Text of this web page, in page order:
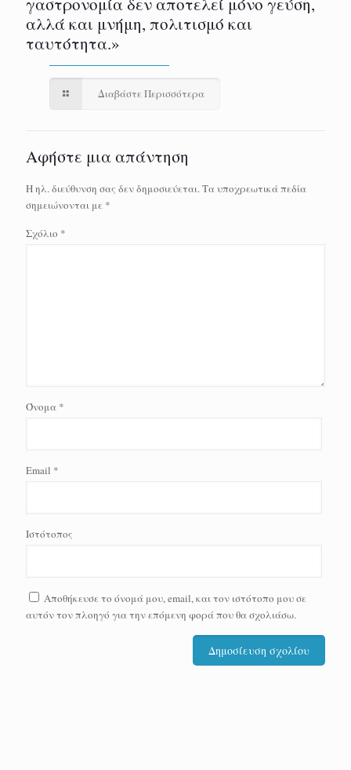
αλλά και μνήμη, πολιτισμό και
ταυτότητα.»
Διαβάστε Περισσότερα
Αφήστε μια απάντηση
Η ηλ. διεύθυνση σας δεν δημοσιεύεται.Τα υποχρεωτικά πεδία
σημειώνονται με *
Σχόλιο *
Όνομα *
Email *
Ιστότοπος
Αποθήκευσε το όνομά μου, email, και τον ιστότοπο μου σε
αυτόν τον πλοηγό για την επόμενη φορά που θα σχολιάσω.